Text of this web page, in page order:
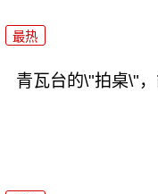
最热
青瓦台的\"拍桌\"